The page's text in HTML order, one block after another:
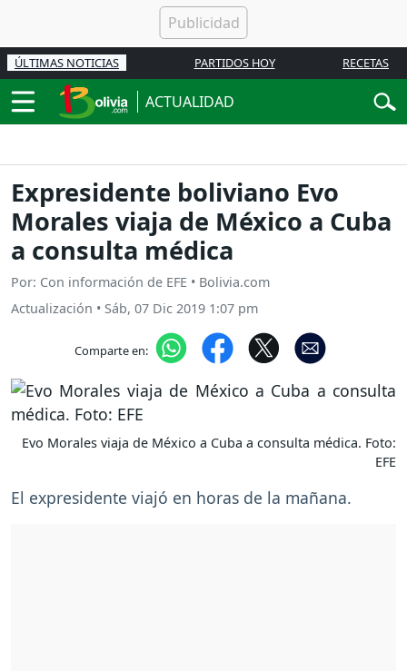
ÚLTIMAS NOTICIAS PARTIDOS HOY RECETAS
ACTUALIDAD
Expresidente boliviano Evo
Morales viaja de México a Cuba
a consulta médica
Por: Con información de EFE • Bolivia.com
Actualización • Sáb, 07 Dic 2019 1:07 pm
Comparte en:
Evo Morales viaja de México a Cuba a consulta médica. Foto:
EFE
El expresidente viajó en horas de la mañana.